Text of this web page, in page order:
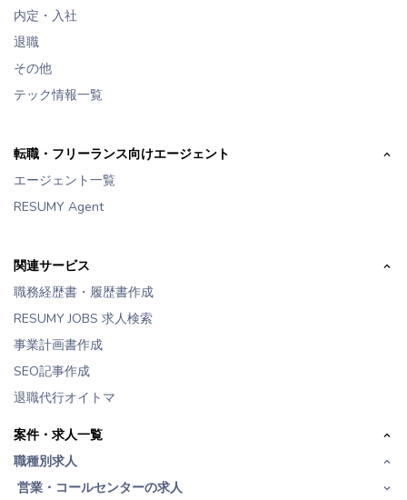
内定・入社
退職
その他
テック情報一覧
転職・フリーランス向けエージェント
エージェント一覧
RESUMY Agent
関連サービス
職務経歴書・履歴書作成
RESUMY JOBS 求人検索
事業計画書作成
SEO記事作成
退職代行オイトマ
案件・求人一覧
職種別求人
営業・コールセンターの求人